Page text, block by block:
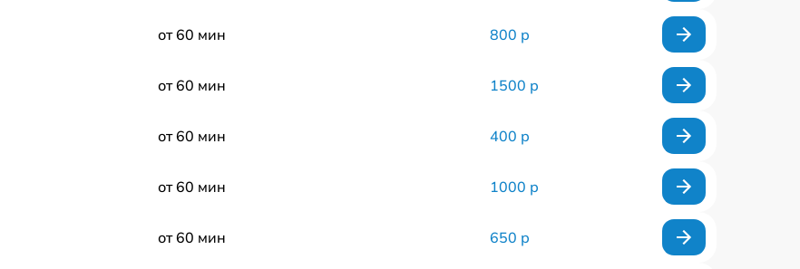
от 60 мин 800 р
от 60 мин 1500 р
от 60 мин 400 р
от 60 мин 1000 р
от 60 мин 650 р